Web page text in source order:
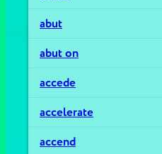
abut
abut on
accede
accelerate
accend